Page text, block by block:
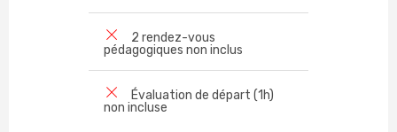
2 rendez-vous
pédagogiques non inclus
Évaluation de départ (1h)
non incluse